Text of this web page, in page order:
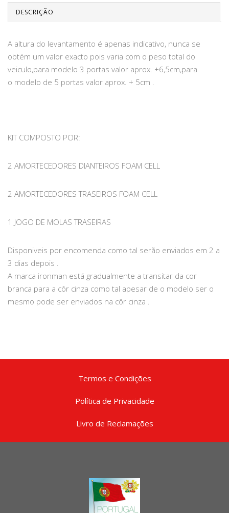
DESCRIÇÃO
A altura do levantamento é apenas indicativo, nunca se
obtém um valor exacto pois varia com o peso total do
veiculo,para modelo 3 portas valor aprox. +6,5cm,para
o modelo de 5 portas valor aprox. + 5cm .
KIT COMPOSTO POR:
2 AMORTECEDORES DIANTEIROS FOAM CELL
2 AMORTECEDORES TRASEIROS FOAM CELL
1 JOGO DE MOLAS TRASEIRAS
Disponiveis por encomenda como tal serão enviados em 2 a
3 dias depois .
A marca ironman está gradualmente a transitar da cor
branca para a côr cinza como tal apesar de o modelo ser o
mesmo pode ser enviados na côr cinza .
Termos e Condições
Política de Privacidade
Livro de Reclamações